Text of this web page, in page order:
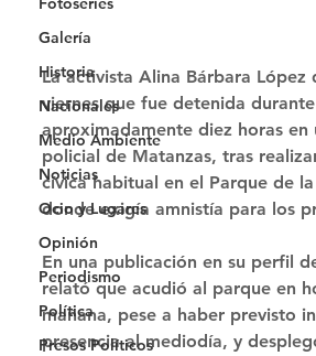
Galería
Historia
Nacionales
Medio Ambiente
Noticias
Ocio y Lugares
Opinión
Periodismo
Política
Presos Políticos
La activista Alina Bárbara López
viernes que fue detenida durante
aproximadamente diez horas en
policial de Matanzas, tras
cívica habitual en el Parque de
donde exigía amnistía para los
En una publicación en su perfil
relató que acudió al parque en
mañana, pese a haber previsto
presencia al mediodía, y